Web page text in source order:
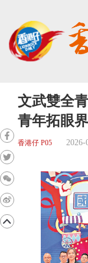
文武雙全
青年拓眼界
香港仔 P05 2026-